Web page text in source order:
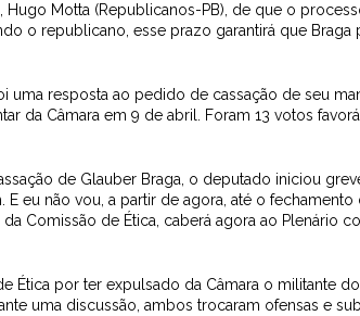
Motta (Republicanos-PB), de que o
o republicano, esse prazo garantirá que Braga
resposta ao pedido de cassação de seu
da Câmara em 9 de abril. Foram 13 votos
de Glauber Braga, o deputado iniciou
E eu não vou, a partir de agora, até o
Comissão de Ética, caberá agora ao Plenário
Ética por ter expulsado da Câmara o militante
uma discussão, ambos trocaram ofensas e